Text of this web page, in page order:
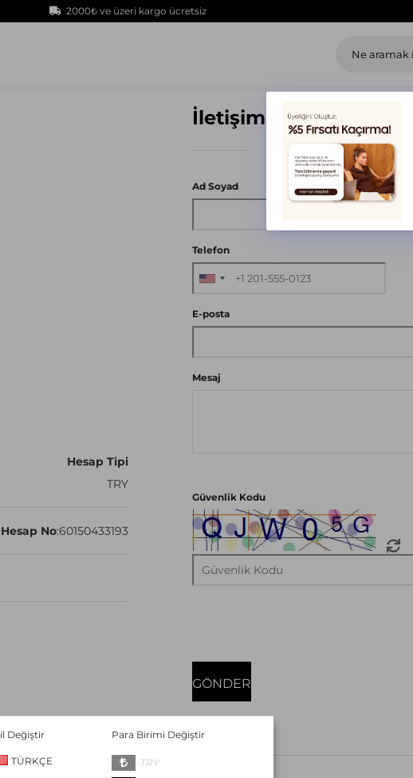
Değiştir
TÜRKÇE
Para Birimi Değiştir
TRY
2000₺ ve üzeri kargo ücretsiz
Hesap Tipi
TRY
Hesap No:60150433193
İletişim Formu
Ad Soyad
Telefon
E-posta
Mesaj
Güvenlik Kodu